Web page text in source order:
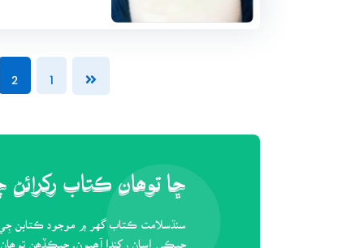
1
2
ڇا توھان ڪتاب رکرائڻ
سنڌسلامت ڪتاب گهر ۾ موجود ڪتابن
جيڪي اسان رکندا آھيون. جيڪڏھن توھان